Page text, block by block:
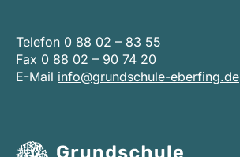
Telefon 0 88 02 – 83 55
Fax 0 88 02 – 90 74 20
E-Mail info@grundschule-eberfing.de